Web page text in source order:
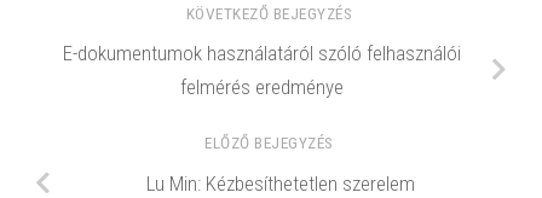
KÖVETKEZŐ BEJEGYZÉS
E-dokumentumok használatáról szóló felhasználói
felmérés eredménye
ELŐZŐ BEJEGYZÉS
Lu Min: Kézbesíthetetlen szerelem